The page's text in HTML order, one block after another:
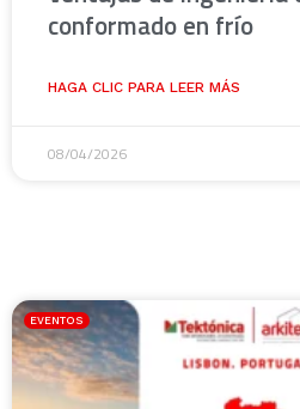
conformado en frío
HAGA CLIC PARA LEER MÁS
08/04/2026
EVENTOS